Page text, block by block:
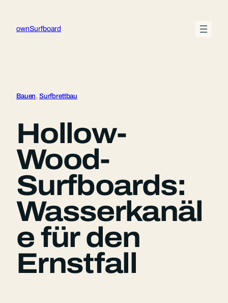
springen
ownSurfboard
Bauen, Surfbrettbau
Hollow-
Wood-
Surfboards:
Wasserkanäl
e für den
Ernstfall